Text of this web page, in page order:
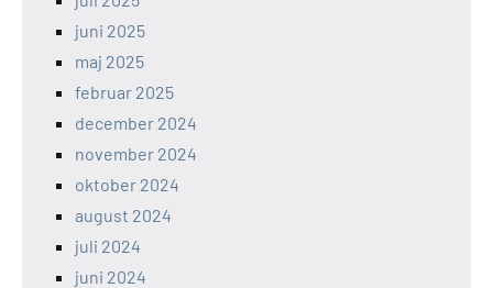
juni 2025
maj 2025
februar 2025
december 2024
november 2024
oktober 2024
august 2024
juli 2024
juni 2024